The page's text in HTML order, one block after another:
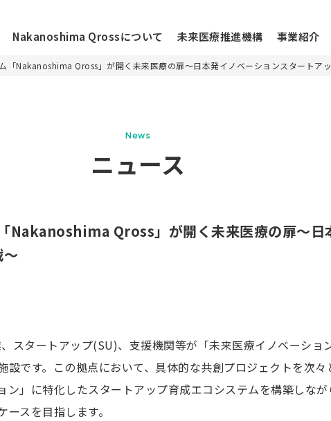
Nakanoshima Qrossについて 未来医療推進機構 事業紹介
エコシステム
メディア
入居をご希望される皆
研究会
再生医療クオリティ
「Nakanoshima Qross」が開く未来医療の扉～日本発イノベーションスタートア
News
ニュース
Nakanoshima Qross」が開く未来医療の扉～日
スタートアップ(SU)、支援機関等が「未来医療イノベーショ
設です。この拠点において、具体的な共創プロジェクトを次
ン」に特化したスタートアップ育成エコシステムを構築しな
スを目指します。